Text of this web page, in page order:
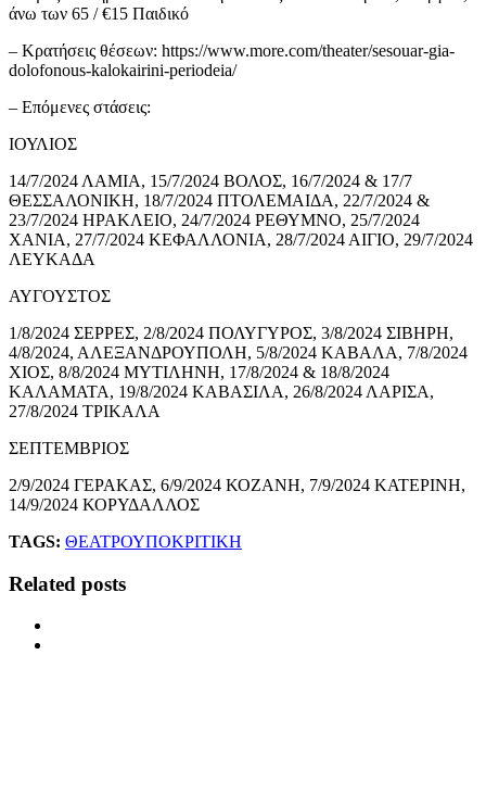
άνω των 65 / €15 Παιδικό
– Κρατήσεις θέσεων: https://www.more.com/theater/sesouar-gia-
dolofonous-kalokairini-periodeia/
– Επόμενες στάσεις:
ΙΟΥΛΙΟΣ
14/7/2024 ΛΑΜΙΑ, 15/7/2024 ΒΟΛΟΣ, 16/7/2024 & 17/7
ΘΕΣΣΑΛΟΝΙΚΗ, 18/7/2024 ΠΤΟΛΕΜΑΙΔΑ, 22/7/2024 &
23/7/2024 ΗΡΑΚΛΕΙΟ, 24/7/2024 ΡΕΘΥΜΝΟ, 25/7/2024
ΧΑΝΙΑ, 27/7/2024 ΚΕΦΑΛΛΟΝΙΑ, 28/7/2024 ΑΙΓΙΟ, 29/7/2024
ΛΕΥΚΑΔΑ
ΑΥΓΟΥΣΤΟΣ
1/8/2024 ΣΕΡΡΕΣ, 2/8/2024 ΠΟΛΥΓΥΡΟΣ, 3/8/2024 ΣΙΒΗΡΗ,
4/8/2024, ΑΛΕΞΑΝΔΡΟΥΠΟΛΗ, 5/8/2024 ΚΑΒΑΛΑ, 7/8/2024
ΧΙΟΣ, 8/8/2024 ΜΥΤΙΛΗΝΗ, 17/8/2024 & 18/8/2024
ΚΑΛΑΜΑΤΑ, 19/8/2024 ΚΑΒΑΣΙΛΑ, 26/8/2024 ΛΑΡΙΣΑ,
27/8/2024 ΤΡΙΚΑΛΑ
ΣΕΠΤΕΜΒΡΙΟΣ
2/9/2024 ΓΕΡΑΚΑΣ, 6/9/2024 ΚΟΖΑΝΗ, 7/9/2024 ΚΑΤΕΡΙΝΗ,
14/9/2024 ΚΟΡΥΔΑΛΛΟΣ
TAGS: ΘΕΑΤΡΟΥΠΟΚΡΙΤΙΚΗ
Related posts